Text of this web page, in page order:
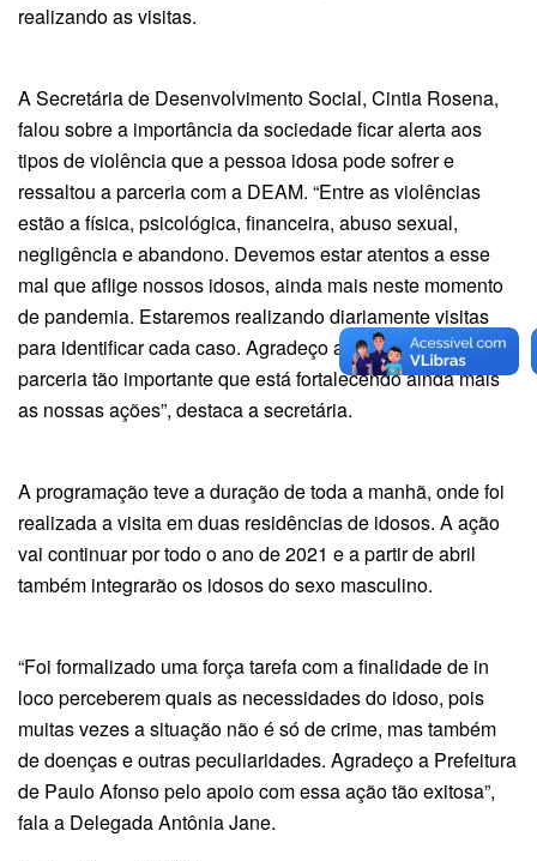
realizando as visitas.
A Secretária de Desenvolvimento Social, Cintia Rosena,
falou sobre a importância da sociedade ficar alerta aos
tipos de violência que a pessoa idosa pode sofrer e
ressaltou a parceria com a DEAM. “Entre as violências
estão a física, psicológica, financeira, abuso sexual,
negligência e abandono. Devemos estar atentos a esse
mal que aflige nossos idosos, ainda mais neste momento
de pandemia. Estaremos realizando diariamente visitas
para identificar cada caso. Agradeço a DEAM por essa
parceria tão importante que está fortalecendo ainda mais
as nossas ações”, destaca a secretária.
A programação teve a duração de toda a manhã, onde foi
realizada a visita em duas residências de idosos. A ação
vai continuar por todo o ano de 2021 e a partir de abril
também integrarão os idosos do sexo masculino.
“Foi formalizado uma força tarefa com a finalidade de in
loco perceberem quais as necessidades do idoso, pois
muitas vezes a situação não é só de crime, mas também
de doenças e outras peculiaridades. Agradeço a Prefeitura
de Paulo Afonso pelo apoio com essa ação tão exitosa”,
fala a Delegada Antônia Jane.